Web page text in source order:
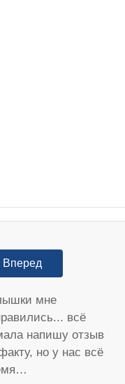
Вперед
мне
всё
напишу отзыв
но у нас всё